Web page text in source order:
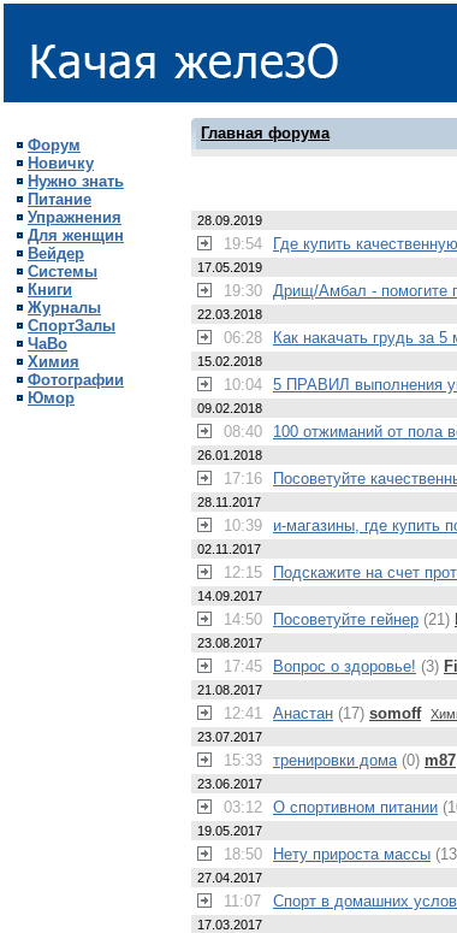
Форум
Новичку
Нужно знать
Питание
Упражнения
Для женщин
Вейдер
Системы
Книги
Журналы
СпортЗалы
ЧаВо
Химия
Фотографии
Юмор
Главная форума
28.09.2019
19:54 Где купить
17.05.2019
19:30 Дрищ/Амбал - помогите
22.03.2018
06:28 Как накачать грудь
15.02.2018
10:04 5 ПРАВИЛ выполнения
09.02.2018
08:40 100 отжиманий от
26.01.2018
17:16 Посоветуйте
28.11.2017
10:39 и-магазины, где купить
02.11.2017
12:15 Подскажите на счет
14.09.2017
14:50 Посоветуйте гейнер (21)
23.08.2017
17:45 Вопрос о здоровье! (3)
21.08.2017
12:41 Анастан (17) somoff
23.07.2017
15:33 тренировки дома (0) m87
23.06.2017
03:12 О спортивном питании
19.05.2017
18:50 Нету прироста массы
27.04.2017
11:07 Спорт в домашних
17.03.2017